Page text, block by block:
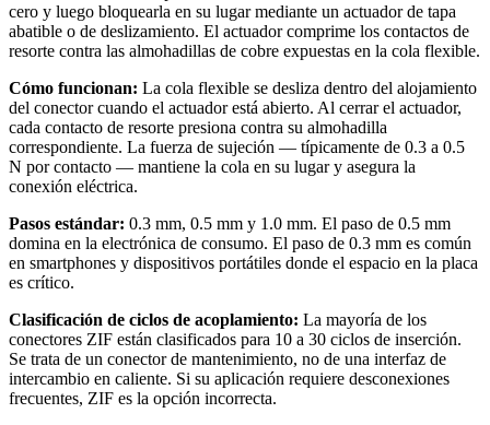
cero y luego bloquearla en su lugar mediante un actuador de tapa
abatible o de deslizamiento. El actuador comprime los contactos de
resorte contra las almohadillas de cobre expuestas en la cola flexible.
Cómo funcionan: La cola flexible se desliza dentro del alojamiento
del conector cuando el actuador está abierto. Al cerrar el actuador,
cada contacto de resorte presiona contra su almohadilla
correspondiente. La fuerza de sujeción — típicamente de 0.3 a 0.5
N por contacto — mantiene la cola en su lugar y asegura la
conexión eléctrica.
Pasos estándar: 0.3 mm, 0.5 mm y 1.0 mm. El paso de 0.5 mm
domina en la electrónica de consumo. El paso de 0.3 mm es común
en smartphones y dispositivos portátiles donde el espacio en la placa
es crítico.
Clasificación de ciclos de acoplamiento: La mayoría de los
conectores ZIF están clasificados para 10 a 30 ciclos de inserción.
Se trata de un conector de mantenimiento, no de una interfaz de
intercambio en caliente. Si su aplicación requiere desconexiones
frecuentes, ZIF es la opción incorrecta.